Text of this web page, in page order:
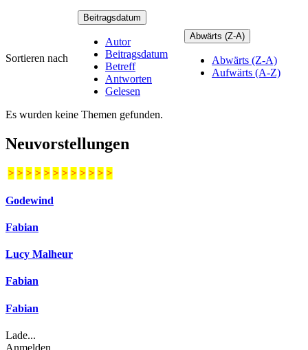
Sortieren nach
Beitragsdatum
Autor
Beitragsdatum
Betreff
Antworten
Gelesen
Abwärts (Z-A)
Abwärts (Z-A)
Aufwärts (A-Z)
Es wurden keine Themen gefunden.
Neuvorstellungen
> > > > > > > > > > > >
Godewind
Fabian
Lucy Malheur
Fabian
Fabian
Lade...
Anmelden